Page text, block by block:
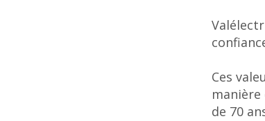
Ces
de 70